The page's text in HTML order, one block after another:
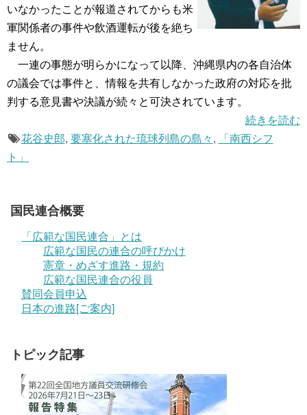
いなかったことが報道されてからも米
軍関係者の事件や飲酒運転が後を絶ち
ません。
一連の事態が明らかになって以降、沖縄県内の各自治体
の議会では事件と、情報を共有しなかった政府の対応を批
判する意見書や決議が続々と可決されています。
続きを読む
花谷史郎, 要塞化された琉球列島の島々 ,
「南西シフ
ト」
国民連合概要
「広範な国民連合」とは
広範な国民の連合の呼びかけ
憲章・めざす進路・規約
広範な国民連合の役員
賛同会員申込
日本の進路[ご案内]
トピック記事